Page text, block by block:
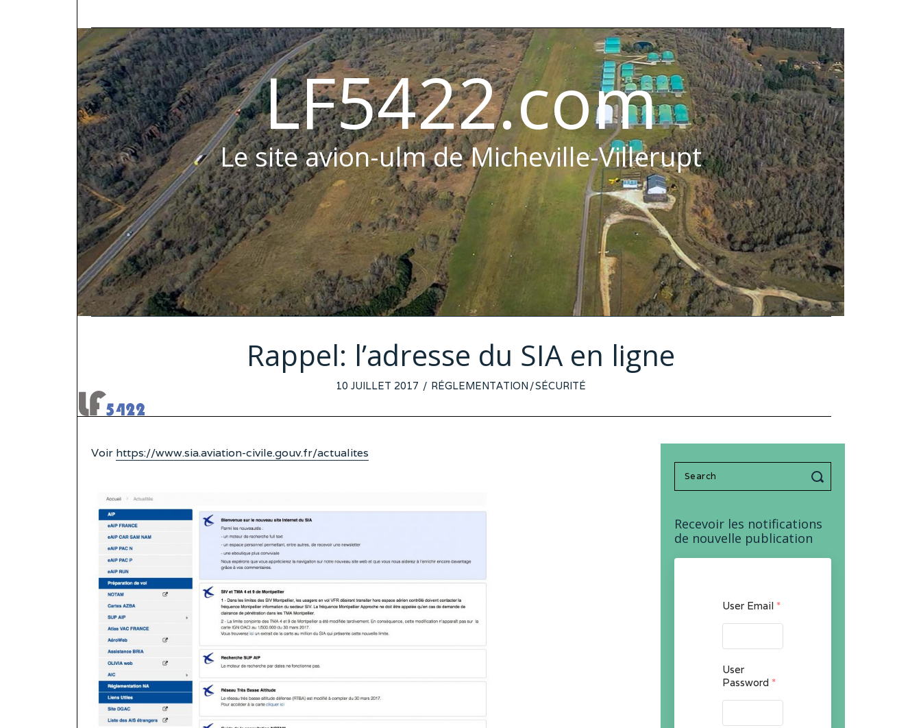
LF5422.com
Le site avion-ulm de Micheville-Villerupt
Rappel: l’adresse du SIA en ligne
POSTED
10 JUILLET 2017 RÉGLEMENTATION /SÉCURITÉ
Voir https://www.sia.aviation-civile.gouv.fr/actualites
Search
for:
Recevoir les notifications
de nouvelle publication
User Email *
User
Password *